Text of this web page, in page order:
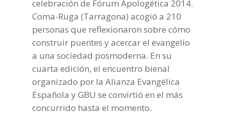
celebración de Fórum Apologética 2014.
Coma-Ruga (Tarragona) acogió a 210
personas que reflexionaron sobre cómo
construir puentes y acercar el evangelio
a una sociedad posmoderna. En su
cuarta edición, el encuentro bienal
organizado por la Alianza Evangélica
Española y GBU se convirtió en el más
concurrido hasta el momento.